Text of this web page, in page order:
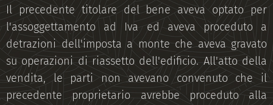
Il precedente titolare del bene aveva optato per
l'assoggettamento ad Iva ed aveva proceduto a
detrazioni dell'imposta a monte che aveva gravato
su operazioni di riassetto dell'edificio. All'atto della
vendita, le parti non avevano convenuto che il
precedente proprietario avrebbe proceduto alla